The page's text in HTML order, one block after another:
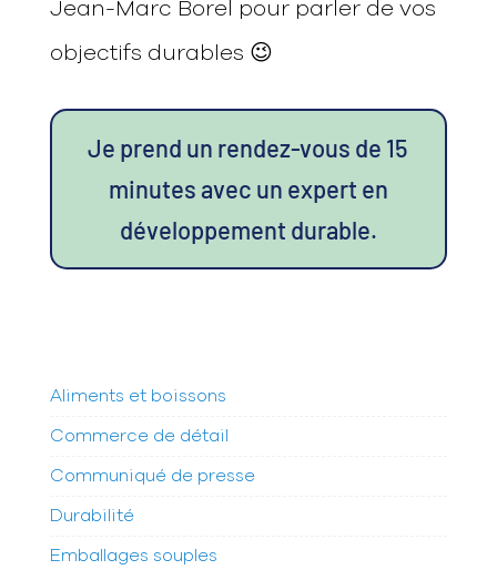
Jean-Marc Borel pour parler de vos
objectifs durables 😉
Je prend un rendez-vous de 15
minutes avec un expert en
développement durable.
Aliments et boissons
Commerce de détail
Communiqué de presse
Durabilité
Emballages souples